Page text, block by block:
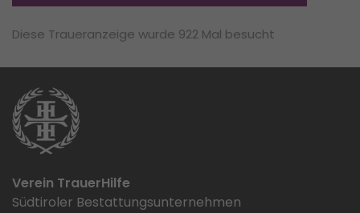
Diese Traueranzeige wurde 922 Mal besucht
Verein TrauerHilfe
Südtiroler Bestattungsunternehmen